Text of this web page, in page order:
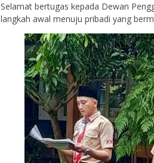
Selamat bertugas kepada Dewan
langkah awal menuju pribadi yang